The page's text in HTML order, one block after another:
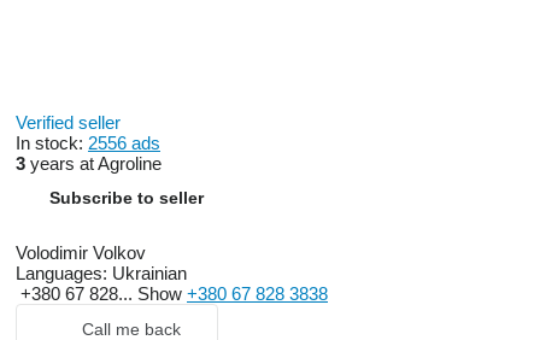
Verified seller
In stock: 2556 ads
3 years at Agroline
Subscribe to seller
Volodimir Volkov
Languages: Ukrainian
+380 67 828... Show +380 67 828 3838
Call me back